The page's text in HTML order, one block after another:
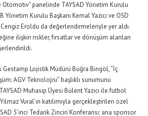
Otomotiv” panelinde TAYSAD Yönetim Kurulu
Yönetim Kurulu Başkanı Kemal Yazıcı ve OSD
Eroldu da değerlendirmeleriyle yer aldı.
ilişkin riskler, fırsatlar ve dönüşüm alanları
Gestamp Lojistik Müdürü Buğra Bingöl, “İç
AGV Teknolojisi” başlıklı sunumunu
Muhasip Üyesi Bülent Yazıcı ile futbol
Vural’ın katılımıyla gerçekleştirilen özel
5’inci Tedarik Zinciri Konferansı; ana sponsor